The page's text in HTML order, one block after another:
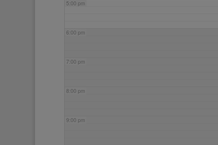
5:00 pm
6:00 pm
7:00 pm
8:00 pm
9:00 pm